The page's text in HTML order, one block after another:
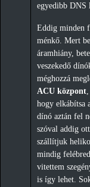
egyedibb DNS
Eddig minden
ménkő. Mert
áramhiány,
veszekedő
méghozzá
ACU központ
hogy elkábítsa
dínó aztán fel
szóval addig
szállítjuk
mindig
vitettem
is így lehet.